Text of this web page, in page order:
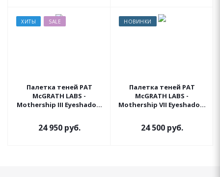
ХИТЫ SALE
Палетка теней PAT
McGRATH LABS -
Mothership III Eyeshadow
24 950руб.
НОВИНКИ
Палетка теней PAT
McGRATH LABS -
Mothership VII Eyeshadow
24 500руб.